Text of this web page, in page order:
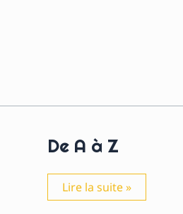
De A à Z
De
A
Lire la suite »